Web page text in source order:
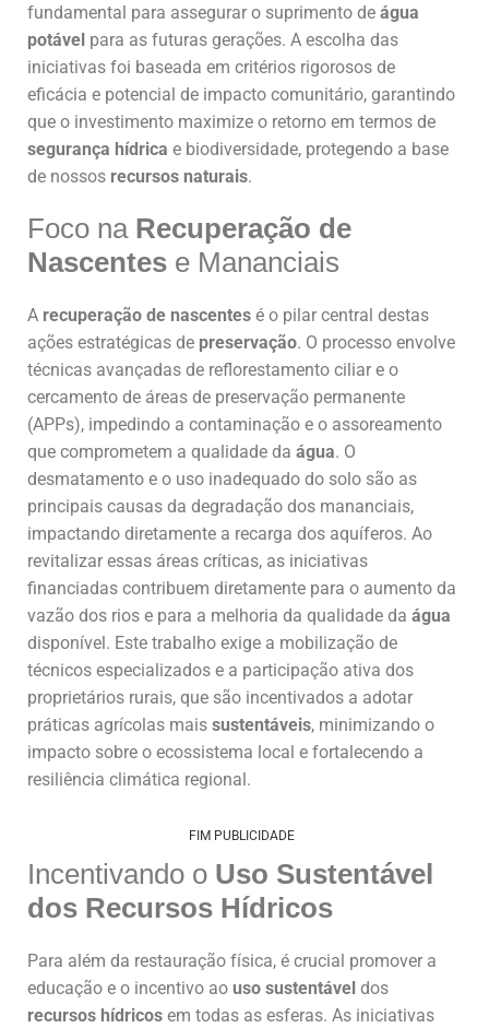
fundamental para assegurar o suprimento de água
potável para as futuras gerações. A escolha das
iniciativas foi baseada em critérios rigorosos de
eficácia e potencial de impacto comunitário, garantindo
que o investimento maximize o retorno em termos de
segurança hídrica e biodiversidade, protegendo a base
de nossos recursos naturais.
Foco na Recuperação de
Nascentes e Mananciais
A recuperação de nascentes é o pilar central destas
ações estratégicas de preservação. O processo envolve
técnicas avançadas de reflorestamento ciliar e o
cercamento de áreas de preservação permanente
(APPs), impedindo a contaminação e o assoreamento
que comprometem a qualidade da água. O
desmatamento e o uso inadequado do solo são as
principais causas da degradação dos mananciais,
impactando diretamente a recarga dos aquíferos. Ao
revitalizar essas áreas críticas, as iniciativas
financiadas contribuem diretamente para o aumento da
vazão dos rios e para a melhoria da qualidade da água
disponível. Este trabalho exige a mobilização de
técnicos especializados e a participação ativa dos
proprietários rurais, que são incentivados a adotar
práticas agrícolas mais sustentáveis, minimizando o
impacto sobre o ecossistema local e fortalecendo a
resiliência climática regional.
FIM PUBLICIDADE
Incentivando o Uso Sustentável
dos Recursos Hídricos
Para além da restauração física, é crucial promover a
educação e o incentivo ao uso sustentável dos
recursos hídricos em todas as esferas. As iniciativas